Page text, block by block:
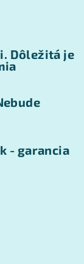
Dôležitá je
- garancia